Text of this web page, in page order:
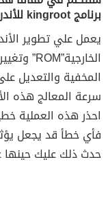
برنامج kingroot للأندرويد والكمبيوتر وعيوبه2020
يعمل علي تطوير
المخفية والتعديل
سرعة المعالج هذه
احذر هذه العملية
فأي خطأ قد يجعل
حدث ذلك عليك